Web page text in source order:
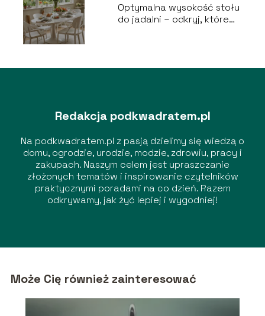
Optymalna wysokość stołu
do jadalni – odkryj, które
Redakcja podkwadratem.pl
Na podkwadratem.pl z pasją dzielimy się wiedzą o
domu, ogrodzie, urodzie, modzie, zdrowiu, pracy i
zakupach. Naszym celem jest upraszczanie
złożonych tematów i inspirowanie czytelników
praktycznymi poradami na co dzień. Razem
odkrywamy, jak żyć lepiej i wygodniej!
Może Cię również zainteresować